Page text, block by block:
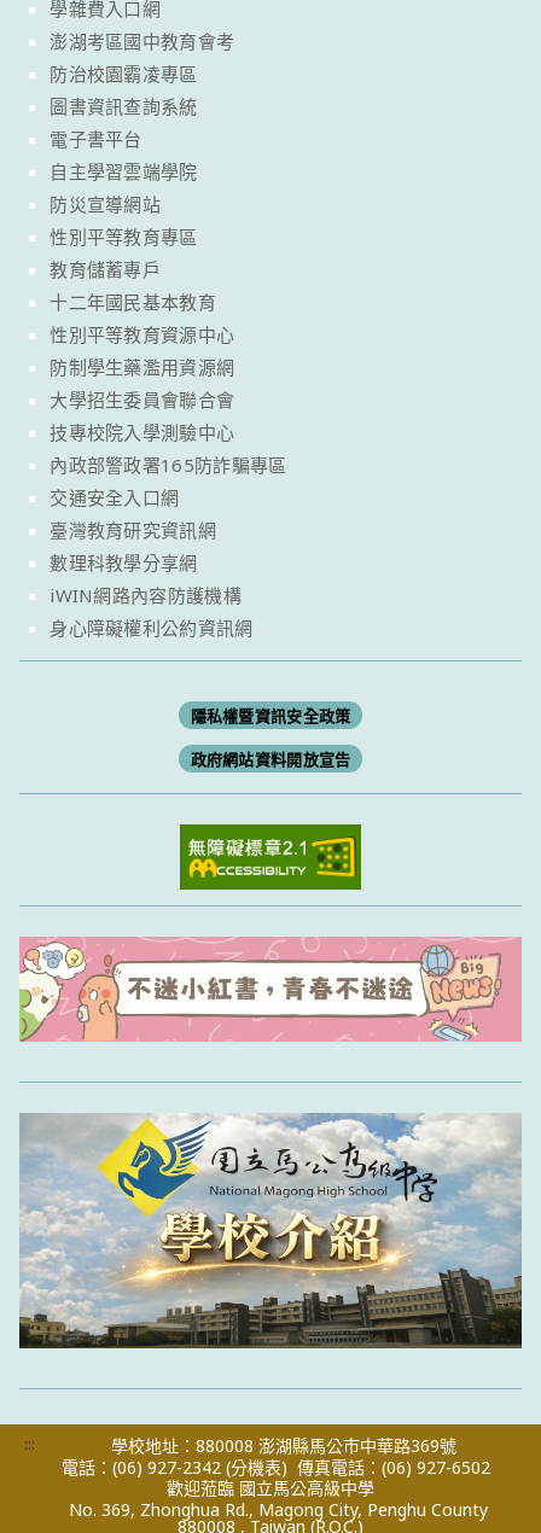
學雜費入口網
澎湖考區國中教育會考
防治校園霸凌專區
圖書資訊查詢系統
電子書平台
自主學習雲端學院
防災宣導網站
性別平等教育專區
教育儲蓄專戶
十二年國民基本教育
性別平等教育資源中心
防制學生藥濫用資源網
大學招生委員會聯合會
技專校院入學測驗中心
內政部警政署165防詐騙專區
交通安全入口網
臺灣教育研究資訊網
數理科教學分享網
iWIN網路內容防護機構
身心障礙權利公約資訊網
隱私權暨資訊安全政策
政府網站資料開放宣告
:::
學校地址：880008 澎湖縣馬公市中華路369號
電話：(06) 927-2342 (分機表) 傳真電話：(06) 927-6502
歡迎蒞臨 國立馬公高級中學
No. 369, Zhonghua Rd., Magong City, Penghu County
880008 , Taiwan (R.O.C.)